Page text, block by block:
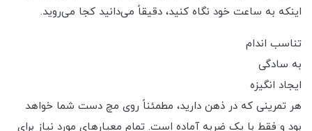
اینکه به ساعت خود نگاه کنید، دقیقاً می‌دانید کجا می‌روید.
تناسب اندام
به سادگی
ایجاد انگیزه
هر تمرینی که در ذهن دارید، مطمئناً روی مچ دست شما خواهد
بود و فقط با یک ضربه آماده است. تمام معیارهای مورد نیاز برای